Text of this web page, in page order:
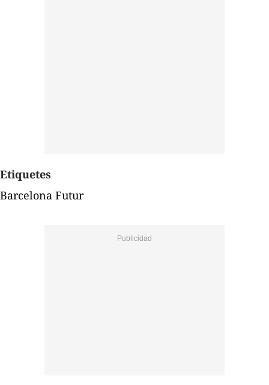
Etiquetes
Barcelona Futur